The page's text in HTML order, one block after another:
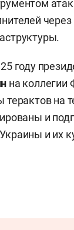
году
на коллегии
терактов на
и
и их